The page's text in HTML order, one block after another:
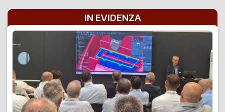
IN EVIDENZA